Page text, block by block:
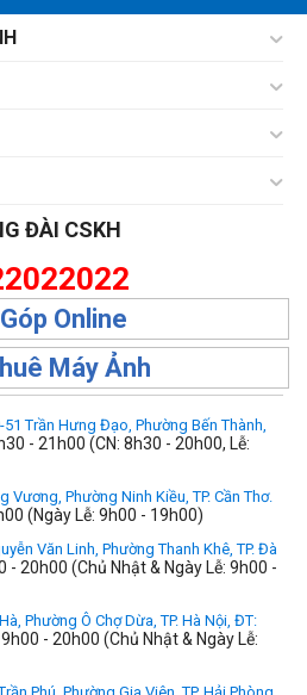
ĐÀI CSKH
Online
Máy Ảnh
51 Trần Hưng Đạo, Phường Bến Thành,
- 21h00 (CN: 8h30 - 20h00, Lễ:
Vương, Phường Ninh Kiều, TP. Cần Thơ.
(Ngày Lễ: 9h00 - 19h00)
Văn Linh, Phường Thanh Khê, TP. Đà
- 20h00 (Chủ Nhật & Ngày Lễ: 9h00 -
Phường Ô Chợ Dừa, TP. Hà Nội, ĐT:
| 9h00 - 20h00 (Chủ Nhật & Ngày Lễ: